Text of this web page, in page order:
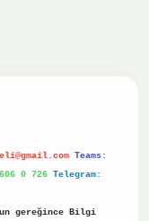
Teams:
0 726 Telegram:
gereğince Bilgi